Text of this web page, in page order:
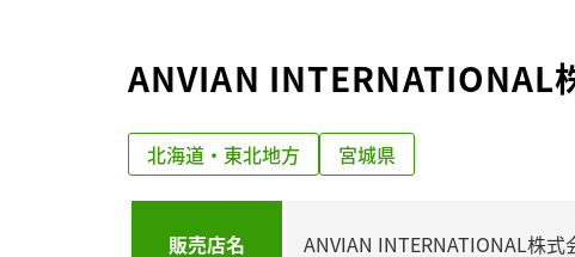
ANVIAN INTERNATIONAL
北海道・東北地方 宮城県
販売店名 ANVIAN INTERNATIONAL株式